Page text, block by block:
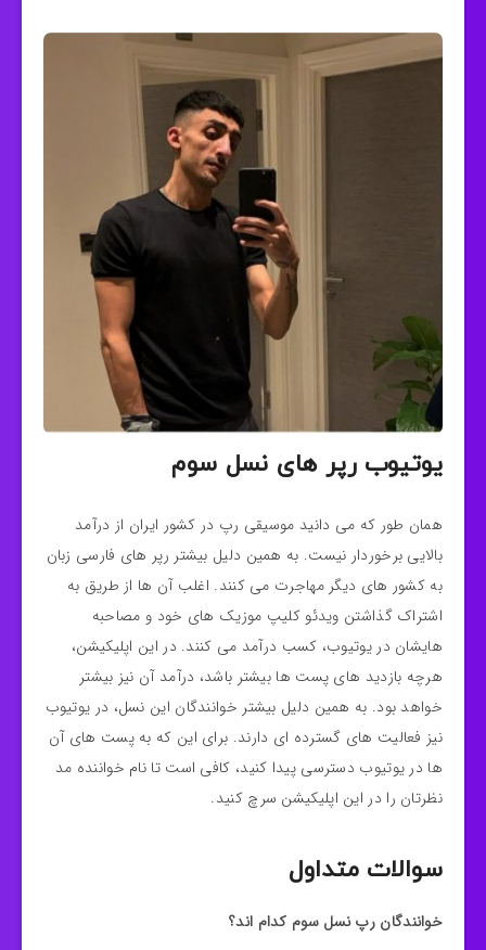
یوتیوب رپر های نسل سوم
همان طور که می دانید موسیقی رپ در کشور ایران از درآمد
بالایی برخوردار نیست. به همین دلیل بیشتر رپر های فارسی زبان
به کشور های دیگر مهاجرت می کنند. اغلب آن ها از طریق به
اشتراک گذاشتن ویدئو کلیپ موزیک های خود و مصاحبه
هایشان در یوتیوب، کسب درآمد می کنند. در این اپلیکیشن،
هرچه بازدید های پست ها بیشتر باشد، درآمد آن نیز بیشتر
خواهد بود. به همین دلیل بیشتر خوانندگان این نسل، در یوتیوب
نیز فعالیت های گسترده ای دارند. برای این که به پست های آن
ها در یوتیوب دسترسی پیدا کنید، کافی است تا نام خواننده مد
نظرتان را در این اپلیکیشن سرچ کنید.
سوالات متداول
خوانندگان رپ نسل سوم کدام اند؟